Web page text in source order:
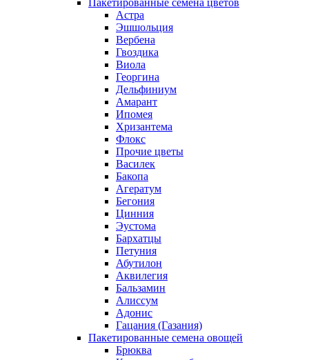
Пакетированные семена цветов
Астра
Эшшольция
Вербена
Гвоздика
Виола
Георгина
Дельфиниум
Амарант
Ипомея
Хризантема
Флокс
Прочие цветы
Василек
Бакопа
Агератум
Бегония
Цинния
Эустома
Бархатцы
Петуния
Абутилон
Аквилегия
Бальзамин
Алиссум
Адонис
Гацания (Газания)
Пакетированные семена овощей
Брюква